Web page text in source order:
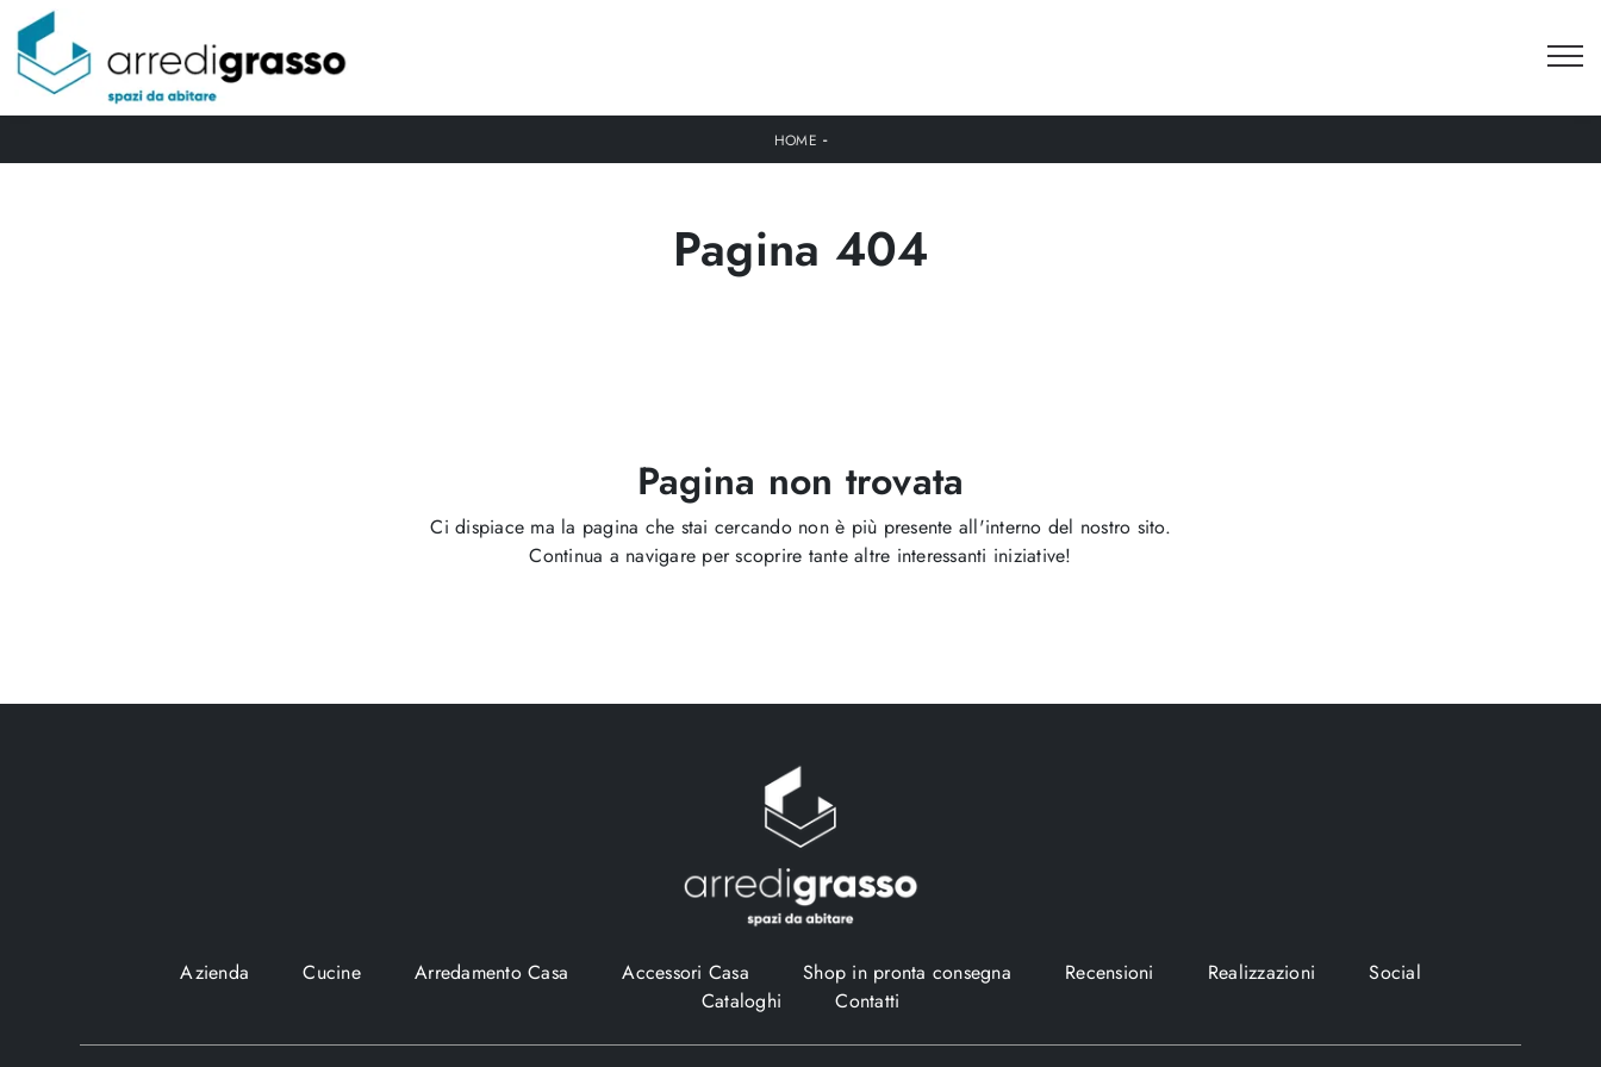
HOME -
Pagina 404
Pagina non trovata
Ci dispiace ma la pagina che stai cercando non è più presente all'interno del nostro sito.
Continua a navigare per scoprire tante altre interessanti iniziative!
Azienda Cucine Arredamento Casa Accessori Casa Shop in pronta consegna Recensioni Realizzazioni
Social
Cataloghi
Contatti